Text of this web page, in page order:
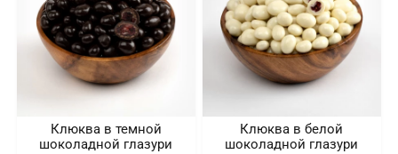
Клюква в темной
шоколадной глазури
Клюква в белой
шоколадной глазури